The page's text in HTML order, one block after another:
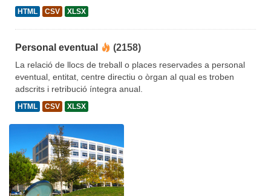
HTML CSV XLSX
Personal eventual (2158)
La relació de llocs de treball o places reservades a personal
eventual, entitat, centre directiu o òrgan al qual es troben
adscrits i retribució íntegra anual.
HTML CSV XLSX